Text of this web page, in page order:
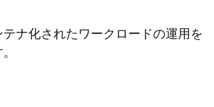
ナ化されたワークロードの運用を